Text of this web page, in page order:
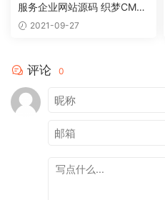
服务企业网站源码 织梦CMS
模板2021-09-27
评论 0